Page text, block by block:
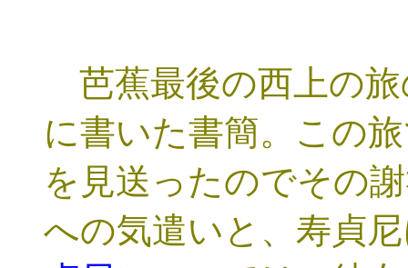
芭蕉最後の西上の
に書いた書簡。この
を見送ったのでその
への気遣いと、寿貞